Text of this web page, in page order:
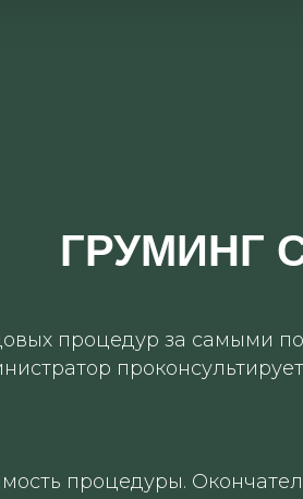
ГРУМИНГ
процедур за самыми
процедуры.